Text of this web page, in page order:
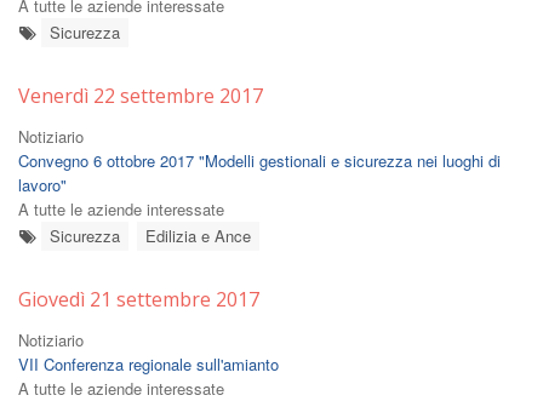
A tutte le aziende interessate
Sicurezza
Venerdì 22 settembre 2017
Notiziario
Convegno 6 ottobre 2017 "Modelli gestionali e sicurezza nei luoghi di
lavoro"
A tutte le aziende interessate
Sicurezza
Edilizia e Ance
Giovedì 21 settembre 2017
Notiziario
VII Conferenza regionale sull'amianto
A tutte le aziende interessate